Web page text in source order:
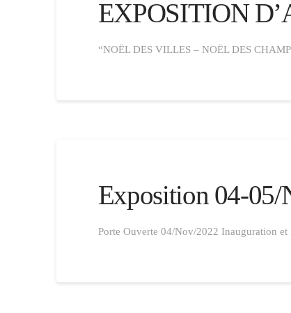
EXPOSITION
“NOËL DES VILLES – NOËL DES
Exposition 04-05/
Porte Ouverte 04/Nov/2022 Inauguration